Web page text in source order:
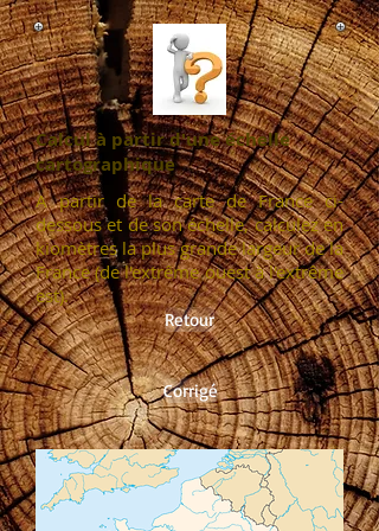
Calcul à partir d'une échelle
cartographique
A partir de la carte de France ci-
dessous et de son échelle, calculez en
kiomètres la plus grande largeur de la
France (de l'extrême ouest à l'extrême
est).
Retour
Corrigé